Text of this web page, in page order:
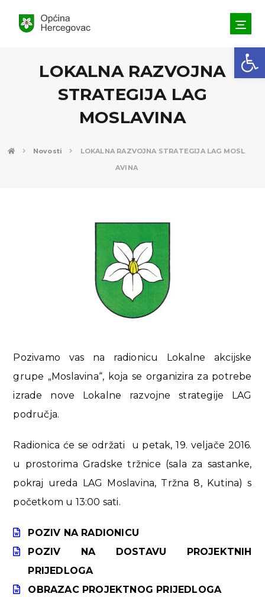
Open toolbar
LOKALNA RAZVOJNA
STRATEGIJA LAG
MOSLAVINA
Novosti
LOKALNA RAZVOJNA STRATEGIJA LAG MOSL
AVINA
Pozivamo vas na radionicu Lokalne akcijske
grupe „Moslavina“, koja se organizira za potrebe
izrade nove Lokalne razvojne strategije LAG
područja.
Radionica će se održati u petak, 19. veljače 2016.
u prostorima Gradske tržnice (sala za sastanke,
pokraj ureda LAG Moslavina, Tržna 8, Kutina) s
početkom u 13:00 sati.
POZIV NA RADIONICU
POZIV NA DOSTAVU PROJEKTNIH
PRIJEDLOGA
OBRAZAC PROJEKTNOG PRIJEDLOGA